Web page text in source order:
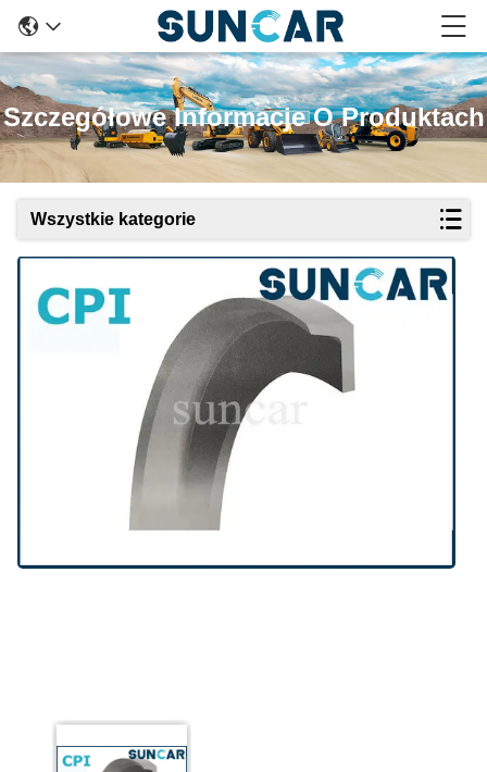
Szczegółowe Informacje O Produktach
Wszystkie kategorie